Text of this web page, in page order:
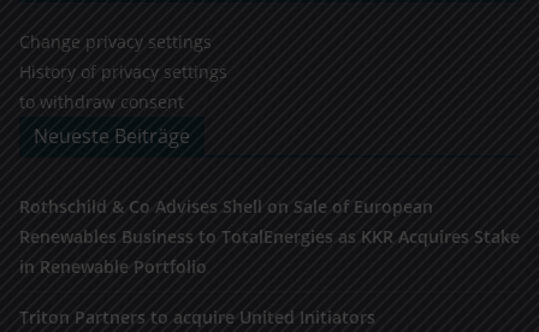
Change privacy settings
History of privacy settings
to withdraw consent
Neueste Beiträge
Rothschild & Co Advises Shell on Sale of European
Renewables Business to TotalEnergies as KKR Acquires Stake
in Renewable Portfolio
Triton Partners to acquire United Initiators